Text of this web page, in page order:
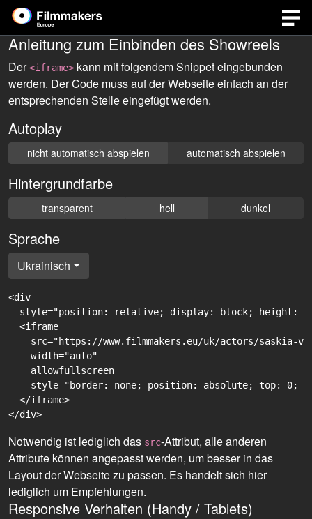
Anleitung zum Einbinden des Showreels
Der<iframe> kann mit folgendem Snippet eingebunden
werden. Der Code muss auf der Webseite einfach an der
entsprechenden Stelle eingefügt werden.
Autoplay
nicht automatisch abspielen automatisch abspielen
Hintergrundfarbe
transparent hell dunkel
Sprache
Ukrainisch
<div
style="position: relative; display: block; height:
  <iframe
src="https://www.filmmakers.eu/uk/actors/saskia-
    width="auto"
    allowfullscreen
style="border: none; position: absolute; top: 0;
  </iframe>
Notwendig ist lediglich das src-Attribut, alle anderen
Attribute können angepasst werden, um besser in das
Layout der Webseite zu passen. Es handelt sich hier
lediglich um Empfehlungen.
Responsive Verhalten (Handy / Tablets)